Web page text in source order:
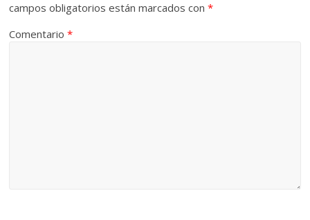
campos obligatorios están marcados con*
Comentario*